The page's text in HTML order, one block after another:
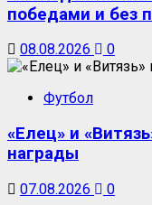
победами и без
08.08.2026 0
Футбол
«Елец» и
награды
07.08.2026 0